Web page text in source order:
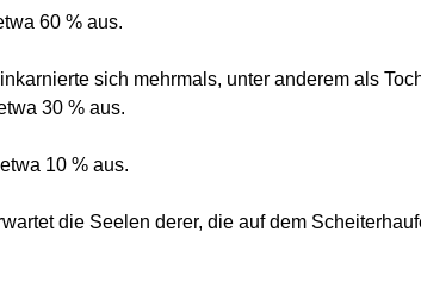
60 % aus.
sich mehrmals, unter anderem als
30 % aus.
10 % aus.
die Seelen derer, die auf dem